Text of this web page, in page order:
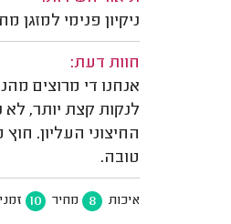
ניקיון פנימי למזגן
חוות דעת:
אנחנו די מרוצים
לנקות קצת יותר,
החיצוני העליון.
טובה.
איכות 8 מחיר 10